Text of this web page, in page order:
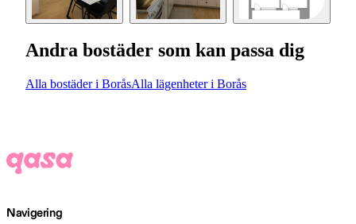
Andra bostäder som kan passa dig
Alla bostäder i BoråsAlla lägenheter i Borås
Navigering